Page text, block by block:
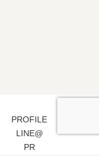
PROFILE
LINE@
PR